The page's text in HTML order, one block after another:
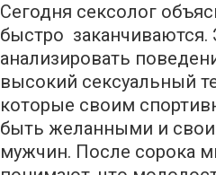
Сегодня сексолог
быстро заканчиваются.
анализировать
высокий сексуальный
которые своим
быть желанными и
мужчин. После сорока